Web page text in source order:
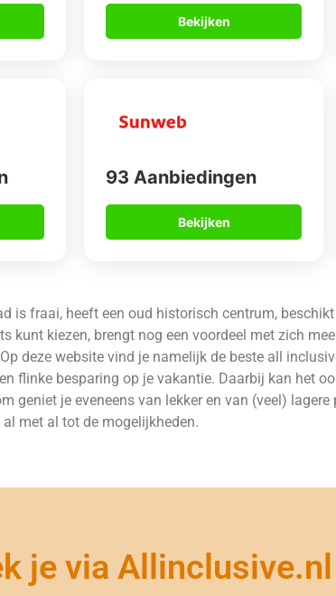
Bekijken
93 Aanbiedingen
Bekijken
is fraai, heeft een oud historisch centrum,
kunt kiezen, brengt nog een voordeel met zich
deze website vind je namelijk de beste all
flinke besparing op je vakantie. Daarbij kan het
geniet je eveneens van lekker en van (veel)
al met al tot de mogelijkheden.
je via Allinclusive.nl